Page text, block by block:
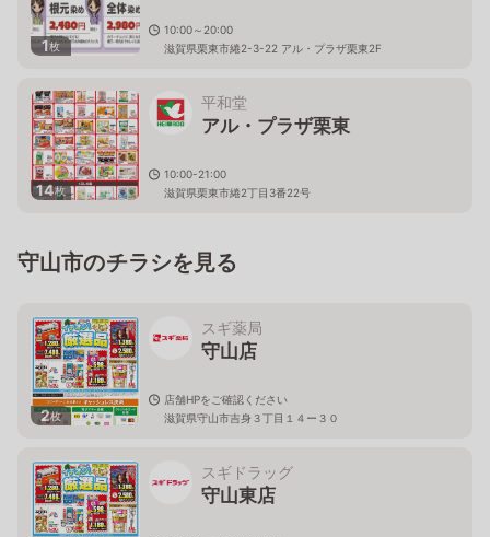
1枚
10:00～20:00
滋賀県栗東市綣2-3-22 アル・プラザ栗東2F
14枚
平和堂
アル・プラザ栗東
10:00-21:00
滋賀県栗東市綣2丁目3番22号
守山市のチラシを見る
2枚
スギ薬局
守山店
店舗HPをご確認ください
滋賀県守山市吉身３丁目１４ー３０
スギドラッグ
守山東店